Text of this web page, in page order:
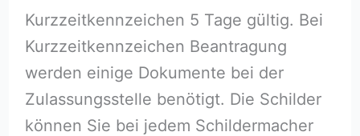
Kurzzeitkennzeichen 5 Tage gültig. Bei
Kurzzeitkennzeichen Beantragung
werden einige Dokumente bei der
Zulassungsstelle benötigt. Die Schilder
können Sie bei jedem Schildermacher